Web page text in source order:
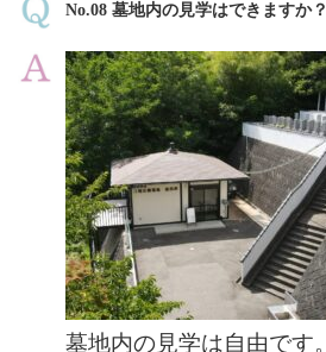
No.08 墓地内の見学はできますか？
墓地内の見学は自由です。